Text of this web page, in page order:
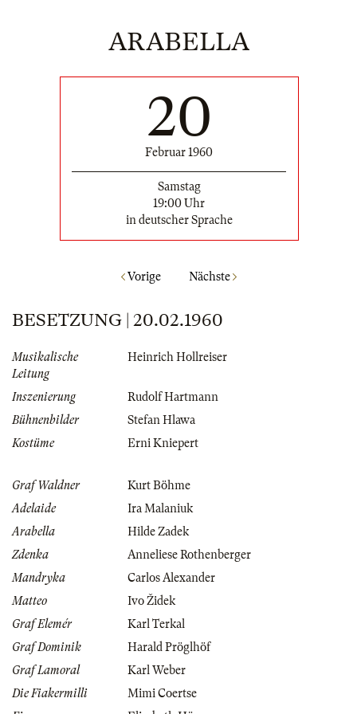
ARABELLA
20
Februar 1960
Samstag
19:00 Uhr
in deutscher Sprache
Vorige Nächste
BESETZUNG | 20.02.1960
Musikalische
Leitung
Heinrich Hollreiser
Inszenierung
Rudolf Hartmann
Bühnenbilder
Stefan Hlawa
Kostüme
Erni Kniepert
Graf Waldner
Kurt Böhme
Adelaide
Ira Malaniuk
Arabella
Hilde Zadek
Zdenka
Anneliese Rothenberger
Mandryka
Carlos Alexander
Matteo
Ivo Židek
Graf Elemér
Karl Terkal
Graf Dominik
Harald Pröglhöf
Graf Lamoral
Karl Weber
Die Fiakermilli
Mimi Coertse